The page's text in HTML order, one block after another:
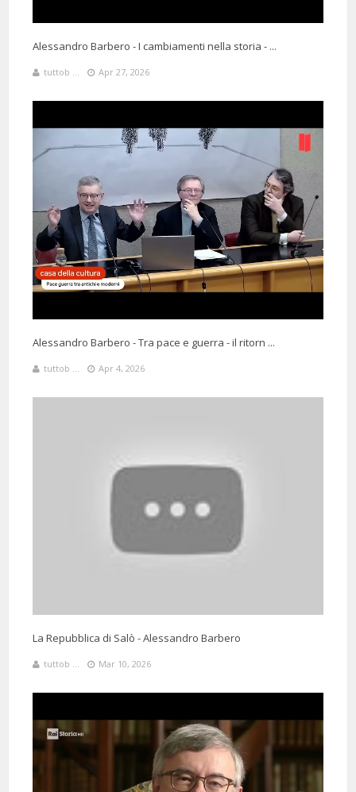
@wolmercancedda7863 Said:
@heartistofficial3877 Said: 3 Months 312 Hours 33 Minutes ago
un uomo del medioevo non aveva la fortuna di ascoltare un Barbero!!
@RobertaPierallini 6 Months 16 Days 23 Hours 20 Minutes ago
Alessandro Barbero - I cambiamenti nella storia - ...
tuttob ... Apr 27, 2026
Alessandro Barbero - Tra pace e guerra - il ritorn ...
tuttob ... Apr 4, 2026
La Repubblica di Salò - Alessandro Barbero
tuttob ... Mar 10, 2026